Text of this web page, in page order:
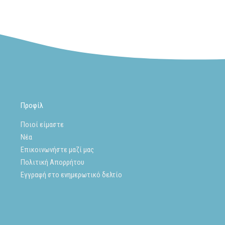
Προφίλ
Ποιοί είμαστε
Νέα
Επικοινωνήστε μαζί μας
Πολιτική Απορρήτου
Εγγραφή στο ενημερωτικό δελτίο